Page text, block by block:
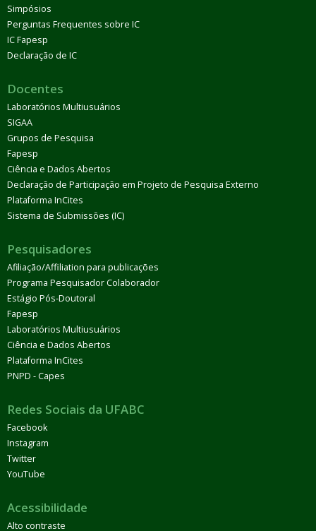
Simpósios
Perguntas Frequentes sobre IC
IC Fapesp
Declaração de IC
Docentes
Laboratórios Multiusuários
SIGAA
Grupos de Pesquisa
Fapesp
Ciência e Dados Abertos
Declaração de Participação em Projeto de Pesquisa Externo
Plataforma InCites
Sistema de Submissões (IC)
Pesquisadores
Afiliação/Affiliation para publicações
Programa Pesquisador Colaborador
Estágio Pós-Doutoral
Fapesp
Laboratórios Multiusuários
Ciência e Dados Abertos
Plataforma InCites
PNPD - Capes
Redes Sociais da UFABC
Facebook
Instagram
Twitter
YouTube
Acessibilidade
Alto contraste